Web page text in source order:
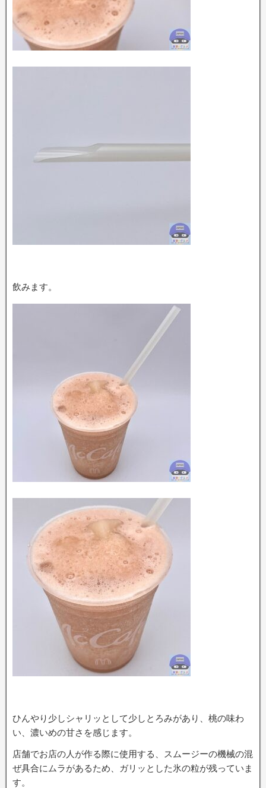
飲みます。
ひんやり少しシャリッとして少しとろみがあり、桃の味わ
い、濃いめの甘さを感じます。
店舗でお店の人が作る際に使用する、スムージーの機械の混
ぜ具合にムラがあるため、ガリッとした氷の粒が残っていま
す。